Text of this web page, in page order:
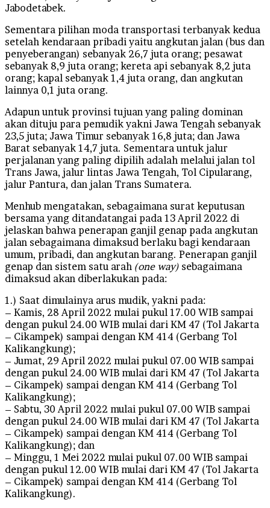
Jabodetabek.
Sementara pilihan moda transportasi terbanyak kedua
setelah kendaraan pribadi yaitu angkutan jalan (bus dan
penyeberangan) sebanyak 26,7 juta orang; pesawat
sebanyak 8,9 juta orang; kereta api sebanyak 8,2 juta
orang; kapal sebanyak 1,4 juta orang, dan angkutan
lainnya 0,1 juta orang.
Adapun untuk provinsi tujuan yang paling dominan
akan dituju para pemudik yakni Jawa Tengah sebanyak
23,5 juta; Jawa Timur sebanyak 16,8 juta; dan Jawa
Barat sebanyak 14,7 juta. Sementara untuk jalur
perjalanan yang paling dipilih adalah melalui jalan tol
Trans Jawa, jalur lintas Jawa Tengah, Tol Cipularang,
jalur Pantura, dan jalan Trans Sumatera.
Menhub mengatakan, sebagaimana surat keputusan
bersama yang ditandatangai pada 13 April 2022 di
jelaskan bahwa penerapan ganjil genap pada angkutan
jalan sebagaimana dimaksud berlaku bagi kendaraan
umum, pribadi, dan angkutan barang. Penerapan ganjil
genap dan sistem satu arah (one way) sebagaimana
dimaksud akan diberlakukan pada:
1.) Saat dimulainya arus mudik, yakni pada:
– Kamis, 28 April 2022 mulai pukul 17.00 WIB sampai
dengan pukul 24.00 WIB mulai dari KM 47 (Tol Jakarta
– Cikampek) sampai dengan KM 414 (Gerbang Tol
Kalikangkung);
– Jumat, 29 April 2022 mulai pukul 07.00 WIB sampai
dengan pukul 24.00 WIB mulai dari KM 47 (Tol Jakarta
– Cikampek) sampai dengan KM 414 (Gerbang Tol
Kalikangkung);
– Sabtu, 30 April 2022 mulai pukul 07.00 WIB sampai
dengan pukul 24.00 WIB mulai dari KM 47 (Tol Jakarta
– Cikampek) sampai dengan KM 414 (Gerbang Tol
Kalikangkung); dan
– Minggu, 1 Mei 2022 mulai pukul 07.00 WIB sampai
dengan pukul 12.00 WIB mulai dari KM 47 (Tol Jakarta
– Cikampek) sampai dengan KM 414 (Gerbang Tol
Kalikangkung).